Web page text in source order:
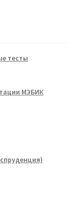
тесты
МЭБИК